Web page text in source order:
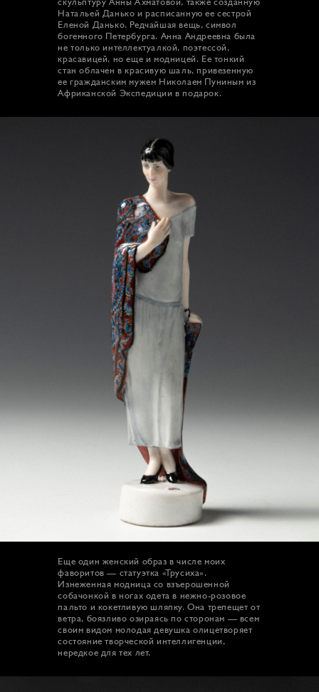
Натальей Данько и расписанную ее сестрой
Еленой Данько. Редчайшая вещь, символ
богемного Петербурга. Анна Андреевна была
не только интеллектуалкой, поэтессой,
красавицей, но еще и модницей. Ее тонкий
стан облачен в красивую шаль, привезенную
ее гражданским мужем Николаем Пуниным из
Африканской Экспедиции в подарок.
Еще один женский образ в числе моих
фаворитов — статуэтка «Трусиха».
Изнеженная модница со взъерошенной
собачонкой в ногах одета в нежно-розовое
пальто и кокетливую шляпку. Она трепещет от
ветра, боязливо озираясь по сторонам — всем
своим видом молодая девушка олицетворяет
состояние творческой интеллигенции,
нередкое для тех лет.